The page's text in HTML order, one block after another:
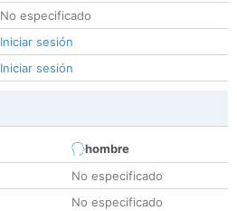
No especificado
Iniciar sesión
Iniciar sesión
hombre
No especificado
No especificado